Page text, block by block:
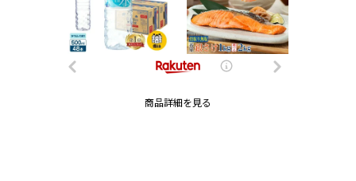
商品詳細を見る